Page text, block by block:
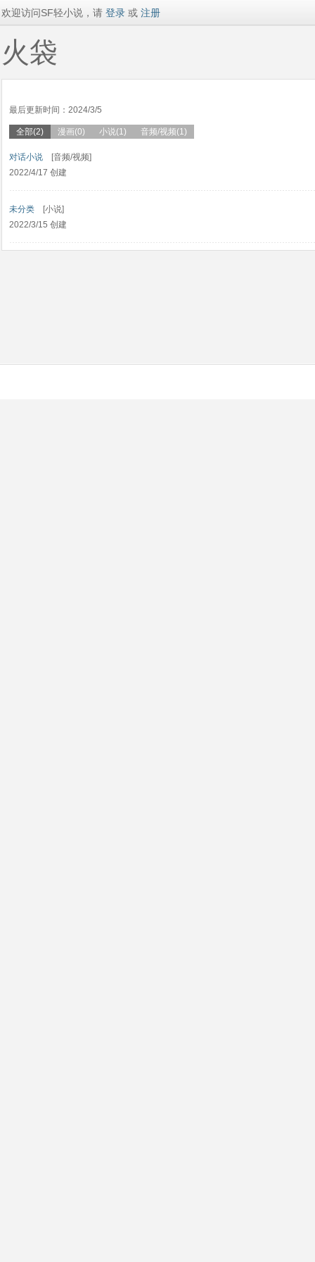
欢迎访问SF轻小说，请 登录 或 注册
火袋
最后更新时间：2024/3/5
全部(2) 漫画(0) 小说(1) 音频/视频(1)
对话小说 [音频/视频]
2022/4/17 创建
未分类 [小说]
2022/3/15 创建